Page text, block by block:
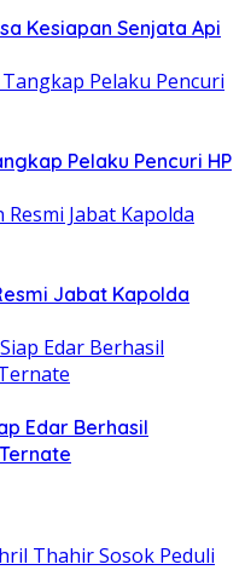
Kesiapan Senjata Api
Pelaku Pencuri HP
Jabat Kapolda
Edar Berhasil